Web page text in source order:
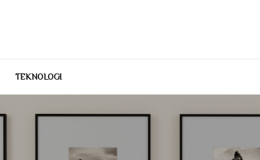
TEKNOLOGI